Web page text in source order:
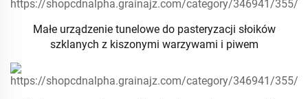
Małe urządzenie tunelowe do pasteryzacji słoików
szklanych z kiszonymi warzywami i piwem